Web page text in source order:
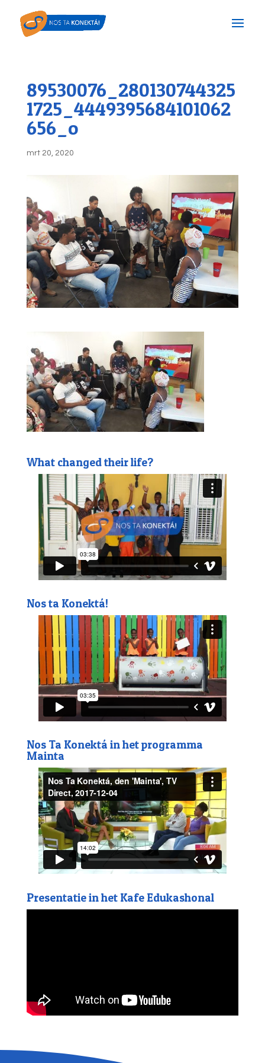
89530076_280130744325
1725_4449395684101062
656_o
mrt 20, 2020
What changed their life?
Nos ta Konektá!
Nos Ta Konektá in het programma
Mainta
Presentatie in het Kafe Edukashonal